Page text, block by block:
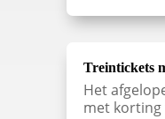
Treintickets
Het
met